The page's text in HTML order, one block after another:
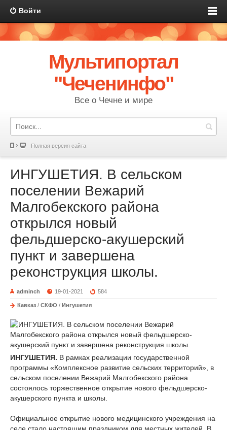
Войти
Мультипортал
"Чеченинфо"
Все о Чечне и мире
Полная версия сайта
ИНГУШЕТИЯ. В сельском
поселении Вежарий
Малгобекского района
открылся новый
фельдшерско-акушерский
пункт и завершена
реконструкция школы.
adminch 19-01-2021 584
Кавказ / СКФО / Ингушетия
ИНГУШЕТИЯ. В рамках реализации государственной
программы «Комплексное развитие сельских территорий», в
сельском поселении Вежарий Малгобекского района
состоялось торжественное открытие нового фельдшерско-
акушерского пункта и школы.
Официальное открытие нового медицинского учреждения на